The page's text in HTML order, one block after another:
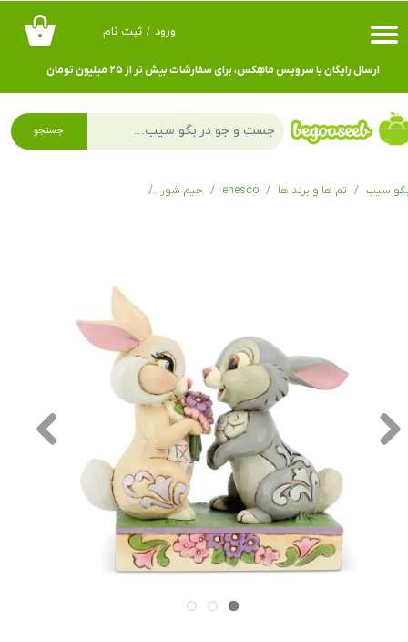
۰ ورود / ثبت نام
حساب کاربری من
تغییر گذر واژه
سفارشات
ارسال رایگان با سرویس ماهِکس، برای سفارشات بیش تر از ۲۵ میلیون تومان
جستجو
سیب تم ها و برند ها enesco جیم شور